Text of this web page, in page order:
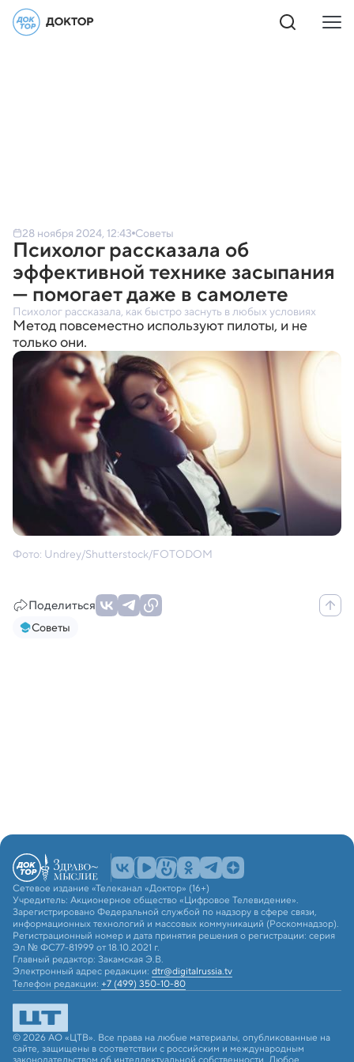
28 ноября 2024, 12:43 Советы
Психолог рассказала об
эффективной технике засыпания
— помогает даже в самолете
Психолог рассказала, как быстро заснуть в любых условиях
Метод повсеместно используют пилоты, и не
только они.
Фото: Undrey/Shutterstock/FOTODOM
Поделиться
Советы
Сетевое издание «Телеканал «Доктор» (16+)
Учредитель: Акционерное общество «Цифровое Телевидение».
Зарегистрировано Федеральной службой по надзору в сфере связи,
информационных технологий и массовых коммуникаций (Роскомнадзор).
Регистрационный номер и дата принятия решения о регистрации: серия
Эл № ФС77-81999 от 18.10.2021 г.
Главный редактор: Закамская Э.В.
Электронный адрес редакции: dtr@digitalrussia.tv
Телефон редакции: +7 (499) 350-10-80
© 2026 АО «ЦТВ». Все права на любые материалы, опубликованные на
сайте, защищены в соответствии с российским и международным
законодательством об интеллектуальной собственности. Любое